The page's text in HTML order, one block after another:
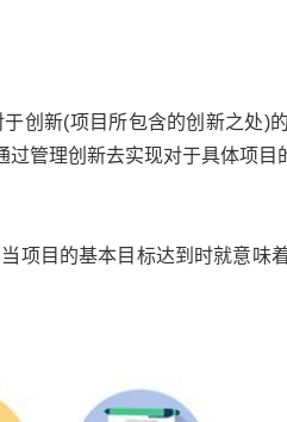
创新(项目所包含的创新之处)
管理创新去实现对于具体项目
项目的基本目标达到时就意味